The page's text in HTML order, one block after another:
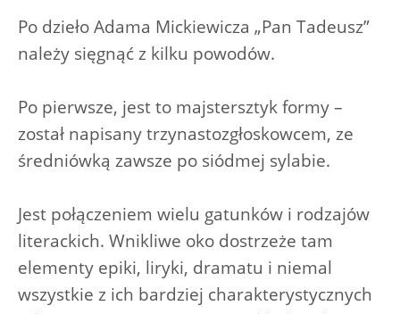
Po dzieło Adama Mickiewicza „Pan Tadeusz”
należy sięgnąć z kilku powodów.
Po pierwsze, jest to majstersztyk formy –
został napisany trzynastozgłoskowcem, ze
średniówką zawsze po siódmej sylabie.
Jest połączeniem wielu gatunków i rodzajów
literackich. Wnikliwe oko dostrzeże tam
elementy epiki, liryki, dramatu i niemal
wszystkie z ich bardziej charakterystycznych